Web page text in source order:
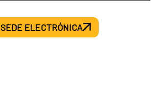
SEDE ELECTRÓNICA